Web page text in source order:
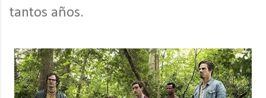
tantos años.